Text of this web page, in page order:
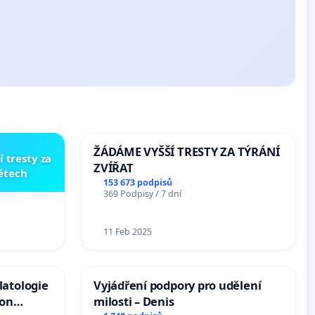
tresty za
ŽÁDÁME VYŠŠÍ TRESTY ZA TÝRÁNÍ
ZVÍŘAT
153 673 podpisů
369 Podpisy / 7 dní
11 Feb 2025
Vyjádření podpory pro udělení
milosti – Denis